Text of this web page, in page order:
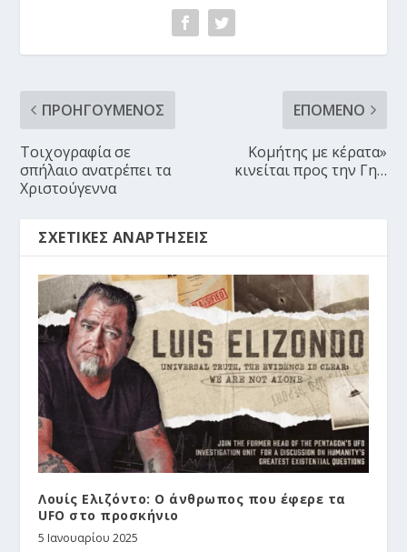
ΠΡΟΗΓΟΎΜΕΝΟΣ
Tοιχογραφία σε
σπήλαιο ανατρέπει τα
Χριστούγεννα
ΕΠΌΜΕΝΟ
Kομήτης με κέρατα»
κινείται προς την Γη…
ΣΧΕΤΙΚΈΣ ΑΝΑΡΤΉΣΕΙΣ
Λουίς Ελιζόντο: Ο άνθρωπος που έφερε τα
UFO στο προσκήνιο
5 Ιανουαρίου 2025